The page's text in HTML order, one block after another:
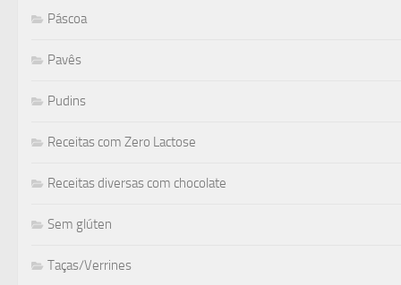
Páscoa
Pavês
Pudins
Receitas com Zero Lactose
Receitas diversas com chocolate
Sem glúten
Taças/Verrines